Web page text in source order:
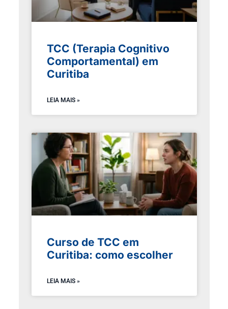
TCC (Terapia Cognitivo
Comportamental) em
Curitiba
LEIA MAIS »
Curso de TCC em
Curitiba: como escolher
LEIA MAIS »